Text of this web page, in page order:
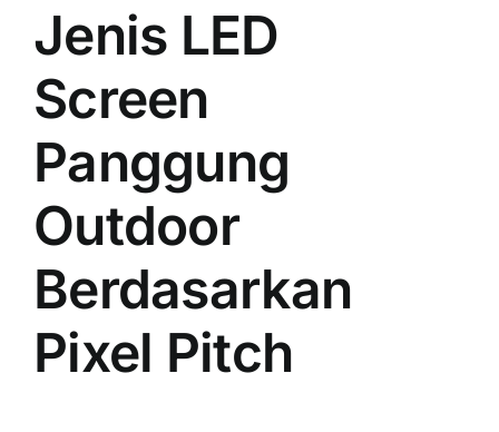
Jenis LED
Screen
Panggung
Outdoor
Berdasarkan
Pixel Pitch